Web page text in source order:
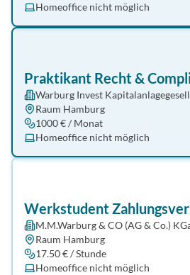
Homeoffice nicht möglich
Praktikant Recht &
Warburg Invest
Raum Hamburg
1000 € / Monat
Homeoffice nicht möglich
Werkstudent
M.M.Warburg & CO (AG & Co.)
Raum Hamburg
17.50 € / Stunde
Homeoffice nicht möglich